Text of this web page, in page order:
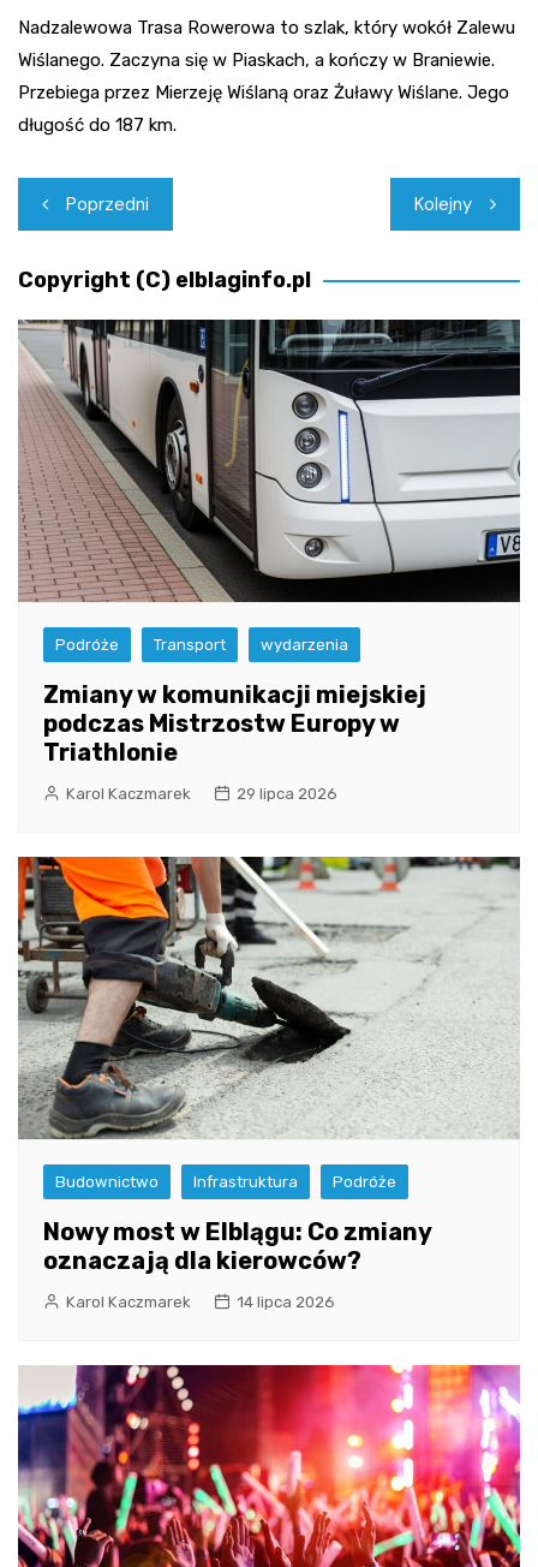
Nadzalewowa Trasa Rowerowa to szlak, który wokół Zalewu
Wiślanego. Zaczyna się w Piaskach, a kończy w Braniewie.
Przebiega przez Mierzeję Wiślaną oraz Żuławy Wiślane. Jego
długość do 187 km.
Nawigacja
wpisu
Poprzedni Kolejny
Copyright (C) elblaginfo.pl
Podróże Transport wydarzenia
Zmiany w komunikacji miejskiej
podczas Mistrzostw Europy w
Triathlonie
Karol Kaczmarek 29 lipca 2026
Budownictwo Infrastruktura Podróże
Nowy most w Elblągu: Co zmiany
oznaczają dla kierowców?
Karol Kaczmarek 14 lipca 2026